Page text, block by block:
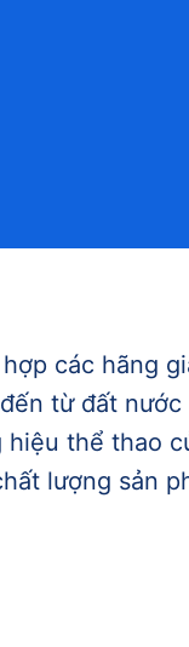
các hãng
từ đất
hiệu thể thao
lượng sản